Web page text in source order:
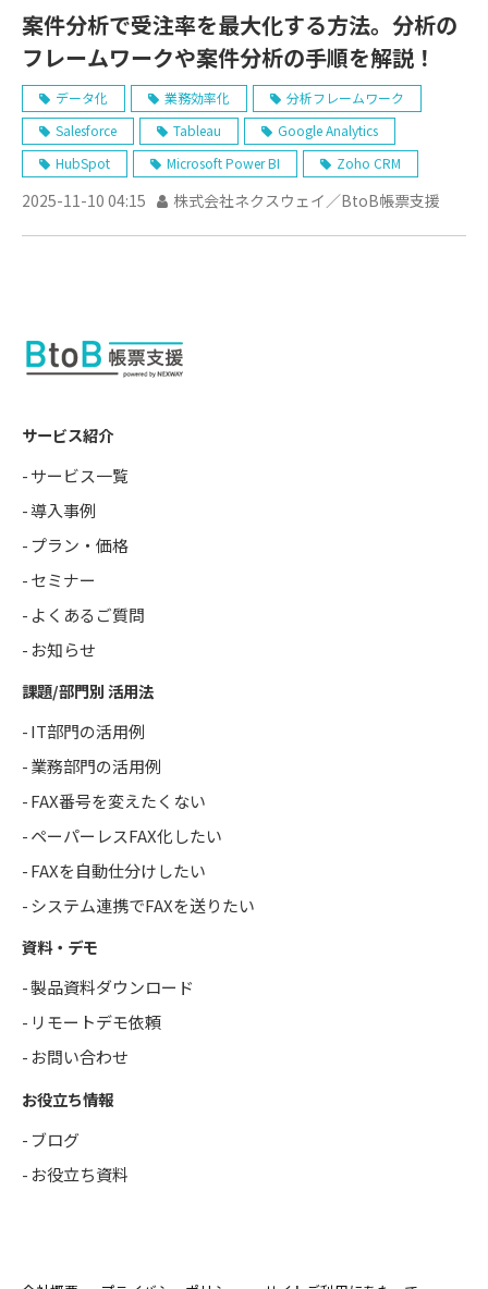
案件分析で受注率を最大化する方法。分析の
フレームワークや案件分析の手順を解説！
データ化 業務効率化
分析フレームワーク
Salesforce
Tableau
Google Analytics
HubSpot
Microsoft Power BI Zoho CRM
2025-11-10 04:15 株式会社ネクスウェイ／BtoB帳票支援
サービス紹介
サービス一覧
導入事例
プラン・価格
セミナー
よくあるご質問
お知らせ
課題/部門別 活用法
IT部門の活用例
業務部門の活用例
FAX番号を変えたくない
ペーパーレスFAX化したい
FAXを自動仕分けしたい
システム連携でFAXを送りたい
資料・デモ
製品資料ダウンロード
リモートデモ依頼
お問い合わせ
お役立ち情報
ブログ
お役立ち資料